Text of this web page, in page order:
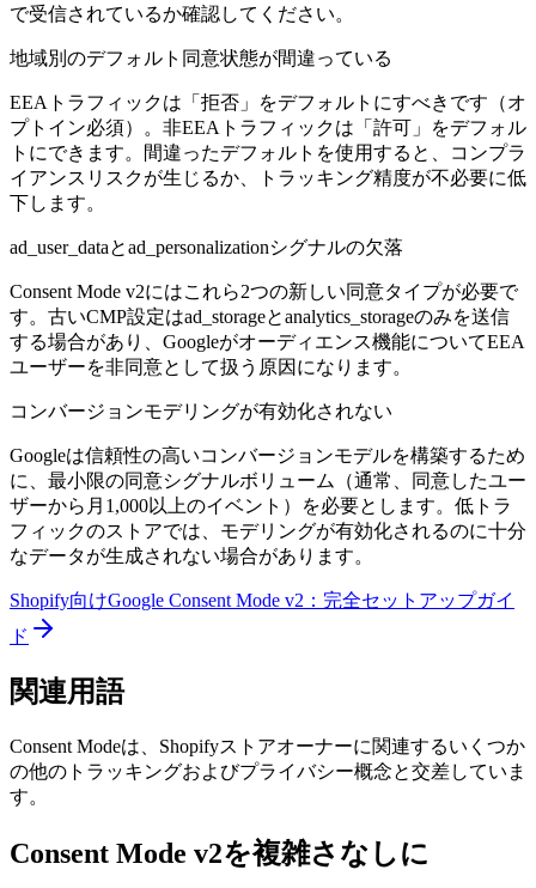
で受信されているか確認してください。
地域別のデフォルト同意状態が間違っている
EEAトラフィックは「拒否」をデフォルトにすべきです（オ
プトイン必須）。非EEAトラフィックは「許可」をデフォル
トにできます。間違ったデフォルトを使用すると、コンプラ
イアンスリスクが生じるか、トラッキング精度が不必要に低
下します。
ad_user_dataとad_personalizationシグナルの欠落
Consent Mode v2にはこれら2つの新しい同意タイプが必要で
す。古いCMP設定はad_storageとanalytics_storageのみを送信
する場合があり、Googleがオーディエンス機能についてEEA
ユーザーを非同意として扱う原因になります。
コンバージョンモデリングが有効化されない
Googleは信頼性の高いコンバージョンモデルを構築するため
に、最小限の同意シグナルボリューム（通常、同意したユー
ザーから月1,000以上のイベント）を必要とします。低トラ
フィックのストアでは、モデリングが有効化されるのに十分
なデータが生成されない場合があります。
Shopify向けGoogle Consent Mode v2：完全セットアップガイ
ド
関連用語
Consent Modeは、Shopifyストアオーナーに関連するいくつか
の他のトラッキングおよびプライバシー概念と交差していま
す。
Consent Mode v2を複雑さなしに